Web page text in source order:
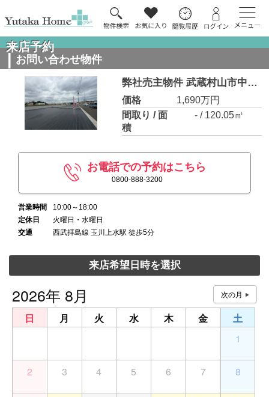
来店予約
お問い合わせ物件
弊社売主物件 武蔵村山市中央1丁目 売地 15号区【全18区画】
価格
1,690万円
間取り / 面
積
- / 120.05㎡
お電話での予約はこちら
0800-888-3200
営業時間
10:00～18:00
定休日
火曜日・水曜日
交通
西武拝島線 玉川上水駅 徒歩5分
来店希望日時を選択
2026年 8月
日 月 火 水 木 金
土
1
2 3 4 5 6 7 8